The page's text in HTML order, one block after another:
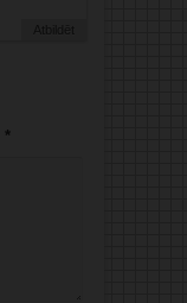
Atbildēt
*